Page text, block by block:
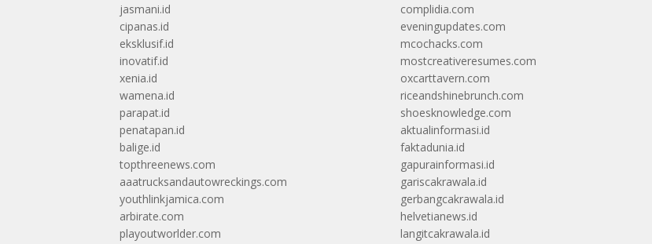
jasmani.id
cipanas.id
eksklusif.id
inovatif.id
xenia.id
wamena.id
parapat.id
penatapan.id
balige.id
topthreenews.com
aaatrucksandautowreckings.com
youthlinkjamica.com
arbirate.com
playoutworlder.com
complidia.com
eveningupdates.com
mcochacks.com
mostcreativeresumes.com
oxcarttavern.com
riceandshinebrunch.com
shoesknowledge.com
aktualinformasi.id
faktadunia.id
gapurainformasi.id
gariscakrawala.id
gerbangcakrawala.id
helvetianews.id
langitcakrawala.id